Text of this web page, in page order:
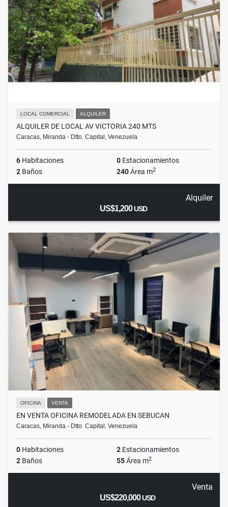
LOCAL COMERCIAL ALQUILER
ALQUILER DE LOCAL AV VICTORIA 240 MTS
Caracas, Miranda - Dtto. Capital, Venezuela
6 Habitaciones 0 Estacionamientos
2 Baños 240Área m2
Alquiler
US$1,200USD
OFICINA VENTA
EN VENTA OFICINA REMODELADA EN SEBUCAN
Caracas, Miranda - Dtto. Capital, Venezuela
0 Habitaciones 2 Estacionamientos
2 Baños 55Área m2
Venta
US$220,000USD